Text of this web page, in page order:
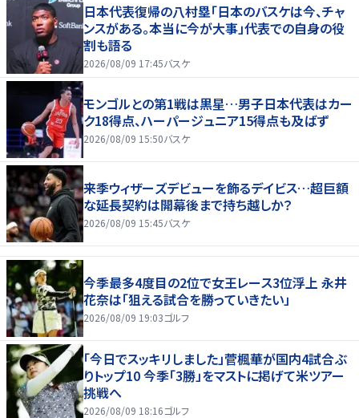
日本代表復帰の八村塁「日本のバスケは今、チャ
ンスがある。本当に今が大事」代表での自身の役
割も語る
2026/08/09 17:45バスケ
モンゴルとの第1戦は黒星…男子日本代表はカー
ク18得点、ハーパージュニア15得点も及ばず
2026/08/09 15:50バスケ
来季ウィザーズデビューを飾るデイビス…超巨額
な延長契約は開幕後まで持ち越しか？
2026/08/09 15:45バスケ
今季最多4度目の2位で女王レース3位浮上 永井
花奈は「狙える試合を勝っていきたい」
2026/08/09 19:03ゴルフ
「今日でスッキリしました」菅楓華が国内4試合ぶ
りトップ10 今季「3勝」をマストに掲げて米ツアー
挑戦へ
2026/08/09 18:16ゴルフ